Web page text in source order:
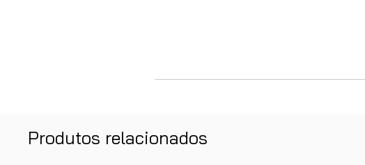
Produtos relacionados